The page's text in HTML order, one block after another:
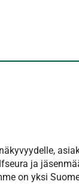
ja
on yksi